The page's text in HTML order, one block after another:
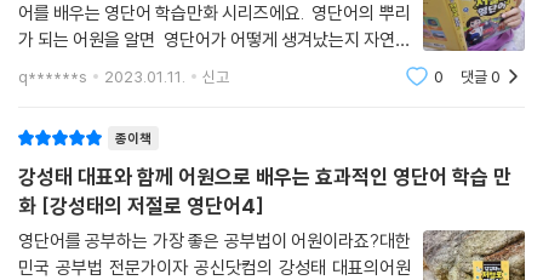
어를 배우는 영단어 학습만화 시리즈에요. 영단어의 뿌리
가 되는 어원을 알면 영단어가 어떻게 생겨났는지 자연스
럽게 이해할 수 있고, 그렇게 학습하다 보면 저절로 영단
어가 외워지는 마법! 실제로 강성태선생님 자녀들과 학
q******s 2023.01.11. 신고 0 댓글0
종이책
강성태 대표와 함께 어원으로 배우는 효과적인 영단어 학습 만
화 [강성태의 저절로 영단어4]
영단어를 공부하는 가장 좋은 공부법이 어원이라죠?대한
민국 공부법 전문가이자 공신닷컴의 강성태 대표의어원